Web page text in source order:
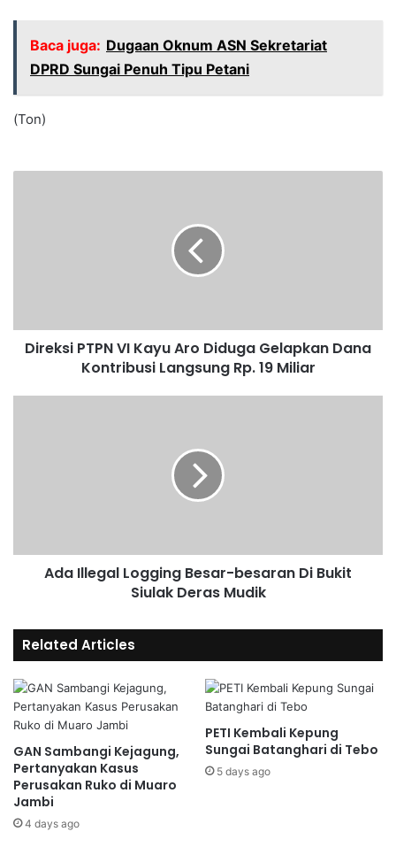
Baca juga: Dugaan Oknum ASN Sekretariat
DPRD Sungai Penuh Tipu Petani
(Ton)
Direksi PTPN VI Kayu Aro Diduga Gelapkan Dana
Kontribusi Langsung Rp. 19 Miliar
Ada Illegal Logging Besar-besaran Di Bukit
Siulak Deras Mudik
Related Articles
GAN Sambangi Kejagung,
Pertanyakan Kasus
Perusakan Ruko di Muaro
Jambi
4 days ago
PETI Kembali Kepung
Sungai Batanghari di Tebo
5 days ago